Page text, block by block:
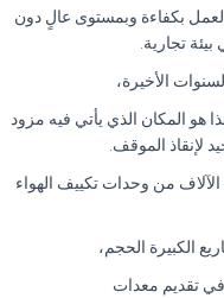
بكفاءة وبمستوى عالٍ دون
تجارية.
الأخيرة،
المكان الذي يأتي فيه مزود
لإنقاذ الموقف.
من وحدات تكييف الهواء
الكبيرة الحجم،
في تقديم معدات